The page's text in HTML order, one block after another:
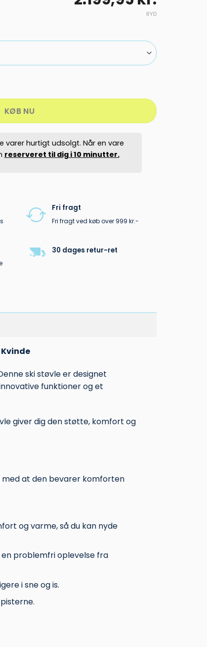
RYD
dame antal
KØB NU
varer hurtigt udsolgt. Når en vare
reserveret til dig i 10 minutter.
Fri fragt
Fri fragt ved køb over 999 kr.-
30 dages retur-ret
ski støvle er designet
funktioner og et
giver dig den støtte, komfort og
at den bevarer komforten
og varme, så du kan nyde
problemfri oplevelse fra
i sne og is.